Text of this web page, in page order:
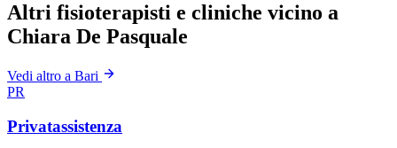
Altri fisioterapisti e cliniche vicino a
Chiara De Pasquale
Vedi altro a Bari
PR
Privatassistenza